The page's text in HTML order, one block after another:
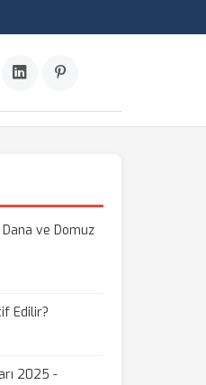
ve Domuz
Edilir?
2025 -